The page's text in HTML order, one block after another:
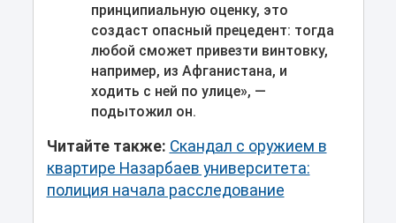
принципиальную оценку, это
создаст опасный прецедент: тогда
любой сможет привезти винтовку,
например, из Афганистана, и
ходить с ней по улице», —
подытожил он.
Читайте также: Скандал с оружием в
квартире Назарбаев университета:
полиция начала расследование